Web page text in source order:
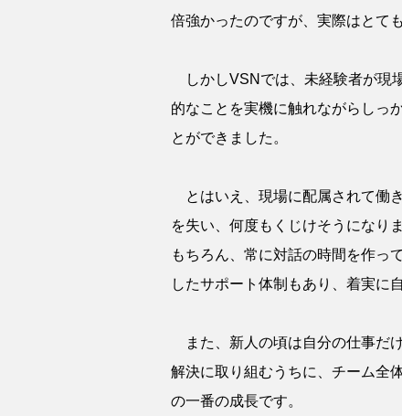
倍強かったのですが、実際はとて
しかしVSNでは、未経験者が現
的なことを実機に触れながらしっ
とができました。
とはいえ、現場に配属されて働
を失い、何度もくじけそうになり
もちろん、常に対話の時間を作っ
したサポート体制もあり、着実に
また、新人の頃は自分の仕事だ
解決に取り組むうちに、チーム全
の一番の成長です。